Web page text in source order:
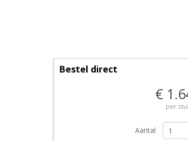
Bestel direct
€
per
Aantal